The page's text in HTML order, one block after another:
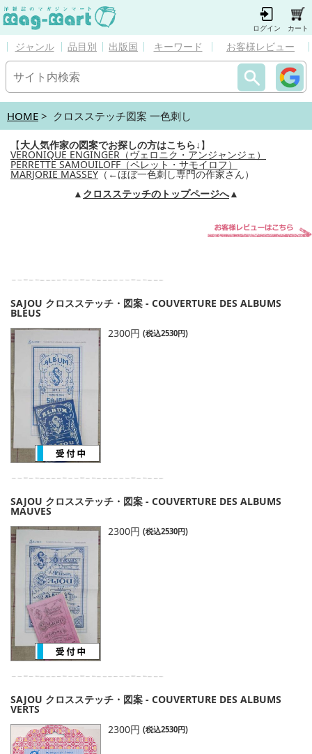
ログイン カート
ジャンル 品目別 出版国 キーワード お客様レビュー
HOME > クロスステッチ図案 一色刺し
【大人気作家の図案でお探しの方はこちら↓ 】
VERONIQUE ENGINGER（ヴェロニク・アンジャンジェ）
PERRETTE SAMOUILOFF（ペレット・サモイロフ）
MARJORIE MASSEY（←ほぼ一色刺し専門の作家さん）
▲ クロスステッチのトップページへ▲
SAJOU クロスステッチ・図案 - COUVERTURE DES ALBUMS
BLEUS
2300円 (税込2530円)
SAJOU クロスステッチ・図案 - COUVERTURE DES ALBUMS
MAUVES
2300円 (税込2530円)
SAJOU クロスステッチ・図案 - COUVERTURE DES ALBUMS
VERTS
2300円 (税込2530円)